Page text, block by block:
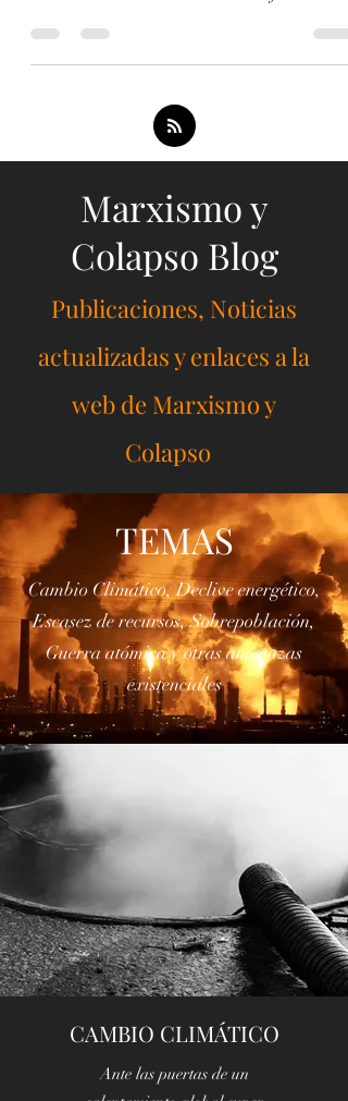
Marxism and Collapse - Readings La Rebelión
del Maidán y la Mentira del "Golpe de Estado"
sobre Ucrania. El Caso del Traidor Ángel Luis
Parra / The Lies of the Red Current about
Ukraine. The Case of the Traitor Ángel Luis
https://www.scribd.com/document/984228989/Las
-Mentiras-de-la-Corriente-Roja-sobre-Ucrania-
El-Caso-del-Traidor-Angel-Luis-Parras-
Ensayo Secciones VI
Marxismo y
Colapso Blog
Publicaciones, Noticias
actualizadas y enlaces a la
web de Marxismo y
Colapso
TEMAS
Cambio Climático, Declive energético,
Escasez de recursos, Sobrepoblación,
Guerra atómica y otras amenazas
existenciales
CAMBIO CLIMÁTICO